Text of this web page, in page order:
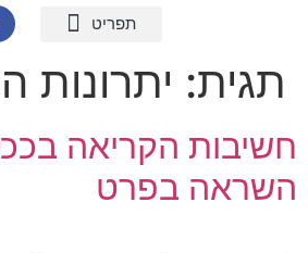
תגית: יתרונות
חשיבות הקריאה
השראה בפרט